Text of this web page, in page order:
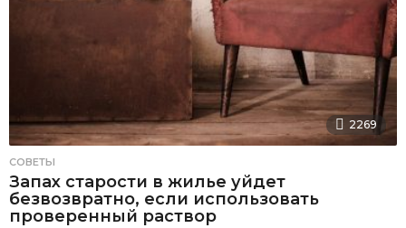
2269
СОВЕТЫ
Запах старости в жилье уйдет
безвозвратно, если использовать
проверенный раствор